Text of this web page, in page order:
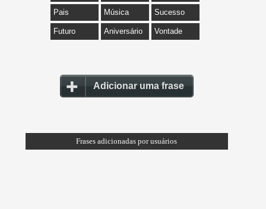
Pais Música Sucesso
Futuro Aniversário Vontade
Adicionar uma frase
Frases adicionadas por usuários